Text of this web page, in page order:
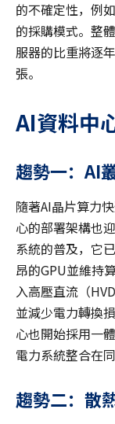
的不確定性，例
的採購模式。整
服器的比重將逐
張。
AI資料中
趨勢一：AI
隨著AI晶片算力
心的部署架構也
系統的普及，它
昂的GPU並維持
入高壓直流（
並減少電力轉換
心也開始採用一
電力系統整合在
趨勢二：散